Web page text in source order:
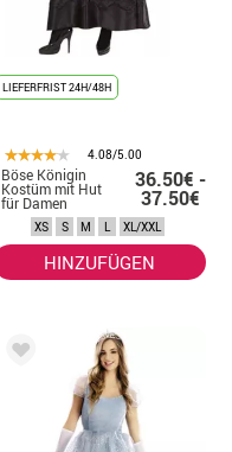
LIEFERFRIST 24H/48H
4.08/5.00
Böse Königin
Kostüm mit Hut
für Damen
36.50€ -
37.50€
XS S M L XL/XXL
HINZUFÜGEN